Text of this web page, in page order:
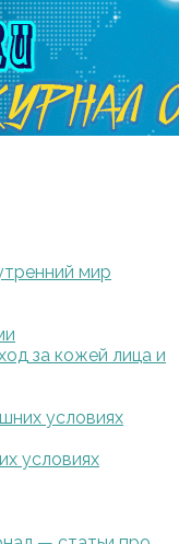
мир
за кожей лица и
условиях
условиях